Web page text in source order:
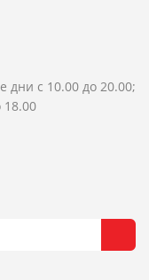
дни с 10.00 до 20.00;